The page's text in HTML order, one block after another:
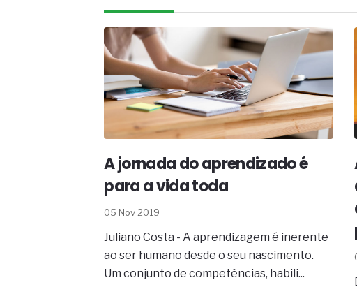
A próxima vantagem competitiva não
A IA elevou a régua do comprador B2B
ficou ainda mais humana
A verificação dimensional e de massa
condutores elétricos
A fabricação conforme das portas com
saídas de emergência
A sua indústria toma decisões ou apenas
Os serviços de reciclagem profunda a
Os gestores da ABNT litigam de má-fé
reserva de mercado sobre as NBR ISO
Os critérios médicos da síndrome
O tratamento médico da síndrome da
As causas médicas da queda dos
Quando a gestão é o obstáculo para o
Os procedimentos para a inspeção em
A jornada do aprendizado é
para a vida toda
05 Nov 2019
Juliano Costa - A aprendizagem é inerente
ao ser humano desde o seu nascimento.
Um conjunto de competências, habili...